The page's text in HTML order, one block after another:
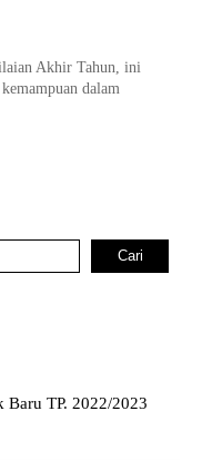
Akhir Tahun, ini
dalam
Cari
Baru TP. 2022/2023